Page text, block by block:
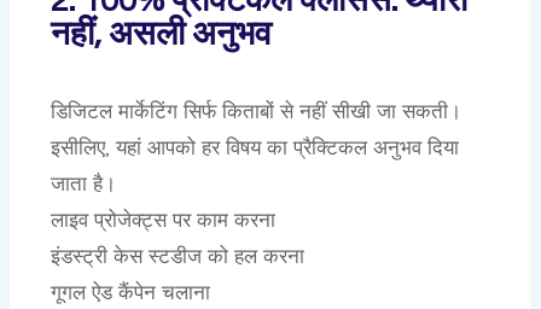
नहीं, असली अनुभव
डिजिटल मार्केटिंग सिर्फ किताबों से नहीं सीखी जा सकती।
इसीलिए, यहां आपको हर विषय का प्रैक्टिकल अनुभव दिया
जाता है।
लाइव प्रोजेक्ट्स पर काम करना
इंडस्ट्री केस स्टडीज को हल करना
गूगल ऐड कैंपेन चलाना